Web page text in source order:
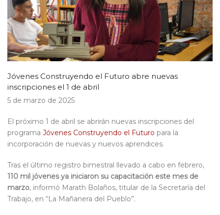
Jóvenes Construyendo el Futuro abre nuevas
inscripciones el 1 de abril
5 de marzo de 2025
El próximo 1 de abril se abrirán nuevas inscripciones del
programa Jóvenes Construyendo el Futuro para la
incorporación de nuevas y nuevos aprendices.
Tras el último registro bimestral llevado a cabo en febrero,
110 mil jóvenes ya iniciaron su capacitación este mes de
marzo, informó Marath Bolaños, titular de la Secretaría del
Trabajo, en “La Mañanera del Pueblo”.